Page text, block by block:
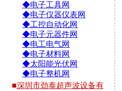
◆电子工具网
◆电子仪器仪表网
◆工控自动化网
◆电子元器件网
◆电工电气网
◆电子材料网
◆太阳能光伏网
◆电子整机网
■深圳市劲泰超声波设备有